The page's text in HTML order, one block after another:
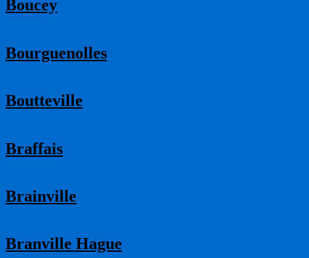
Boucey
Bourguenolles
Boutteville
Braffais
Brainville
Branville Hague